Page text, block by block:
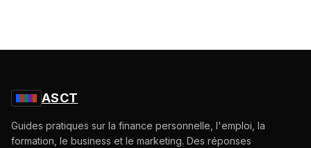
ASCT
Guides pratiques sur la finance personnelle, l'emploi, la
formation, le business et le marketing. Des réponses